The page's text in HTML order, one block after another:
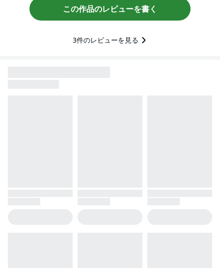
この作品のレビューを書く
3件のレビューを見る